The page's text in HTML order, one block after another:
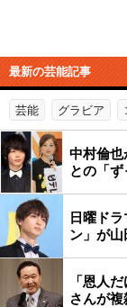
最新の芸能記事
芸能 グラビア
中村倫
との「
日曜ド
ン」が
「恩人
さんが